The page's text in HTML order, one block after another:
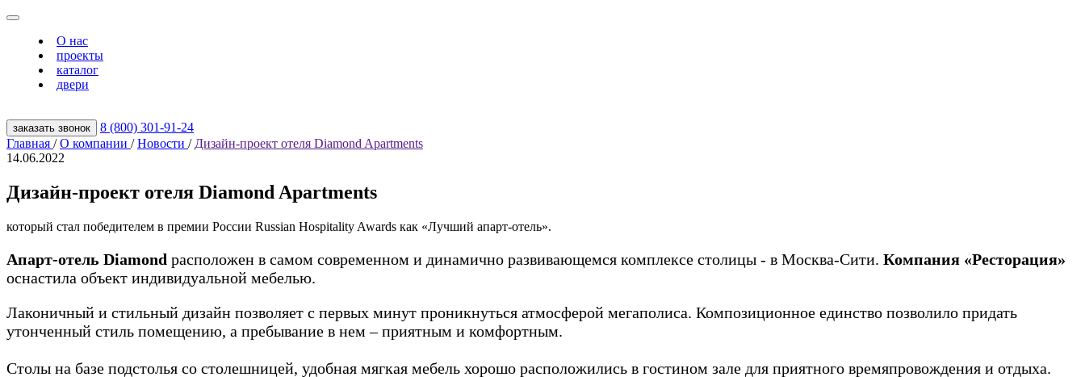
О нас
проекты
каталог
двери
заказать звонок
8 (800) 301‑91‑24
Главная / О компании / Новости / Дизайн-проект отеля Diamond Apartments
14.06.2022
Дизайн-проект отеля Diamond Apartments
который стал победителем в премии России Russian Hospitality Awards как «Лучший апарт-отель».
Апарт-отель Diamond расположен в самом современном и динамично развивающемся комплексе столицы - в Москва-Сити. Компания «Ресторация»
оснастила объект индивидуальной мебелью.
Лаконичный и стильный дизайн позволяет с первых минут проникнуться атмосферой мегаполиса. Композиционное единство позволило придать
утонченный стиль помещению, а пребывание в нем – приятным и комфортным.
Столы на базе подстолья со столешницей, удобная мягкая мебель хорошо расположились в гостином зале для приятного времяпровождения и отдыха.